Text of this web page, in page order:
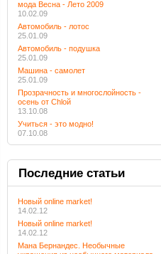
мода Весна - Лето 2009
10.02.09
Автомобиль - лотос
25.01.09
Автомобиль - подушка
25.01.09
Машина - самолет
25.01.09
Прозрачность и многослойность -
осень от Chloй
13.10.08
Учиться - это модно!
07.10.08
Последниестатьи
Новый online market!
14.02.12
Новый online market!
14.02.12
Мана Бернандес. Необычные